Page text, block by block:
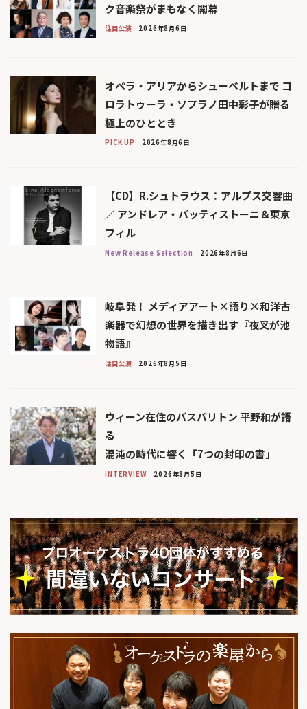
ク音楽祭がまもなく開幕
注目公演 2026年8月6日
オペラ・アリアからシューベルトまで コ
ロラトゥーラ・ソプラノ田中彩子が贈る
極上のひととき
PICK UP 2026年8月6日
【CD】R.シュトラウス：アルプス交響曲
／ アンドレア・バッティストーニ＆東京
フィル
New Release Selection 2026年8月6日
岐阜発！ メディアアート×語り×和洋古
楽器で幻想の世界を描き出す『夜叉が池
物語』
注目公演 2026年8月5日
ウィーン在住のバスバリトン 平野和が語
る
混沌の時代に響く「7つの封印の書」
INTERVIEW 2026年8月5日